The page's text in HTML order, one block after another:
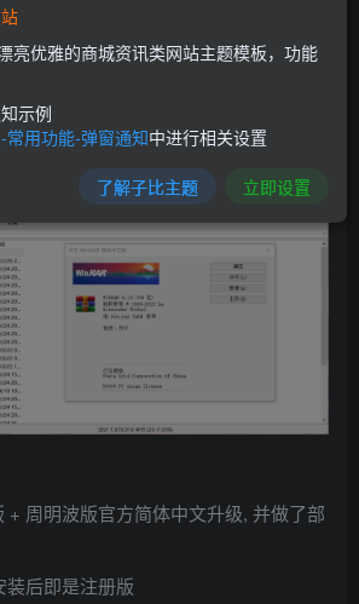
免费版，你能忍受打开一次就
话。
+ 周明波版官方简体中文升级, 并做了部
装后即是注册版
亮优雅的商城资讯类网站主题模板，功能
示例
常用功能-弹窗通知中进行相关设置
了解子比主题 立即设置